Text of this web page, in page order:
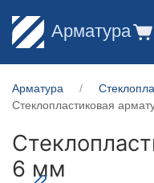
Арматура
Арматура
Стеклопластиковая
6 мм